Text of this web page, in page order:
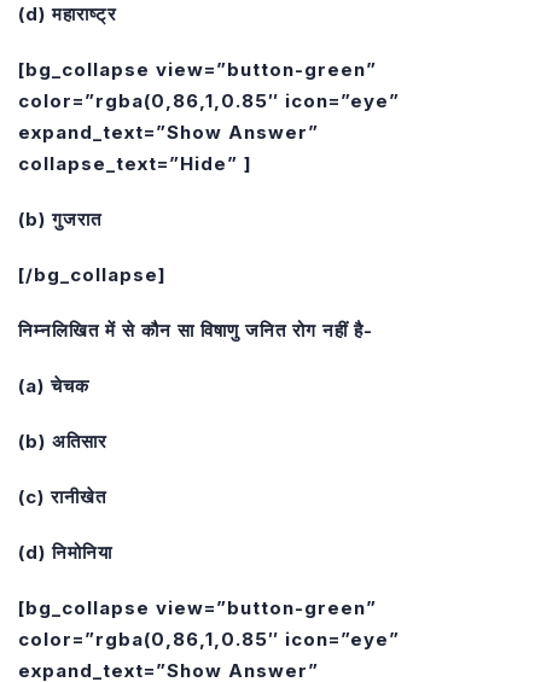
(d) महाराष्ट्र
[bg_collapse view=”button-green”
color=”rgba(0,86,1,0.85″ icon=”eye”
expand_text=”Show Answer”
collapse_text=”Hide” ]
(b) गुजरात
[/bg_collapse]
निम्नलिखित में से कौन सा विषाणु जनित रोग नहीं है-
(a) चेचक
(b) अतिसार
(c) रानीखेत
(d) निमोनिया
[bg_collapse view=”button-green”
color=”rgba(0,86,1,0.85″ icon=”eye”
expand_text=”Show Answer”